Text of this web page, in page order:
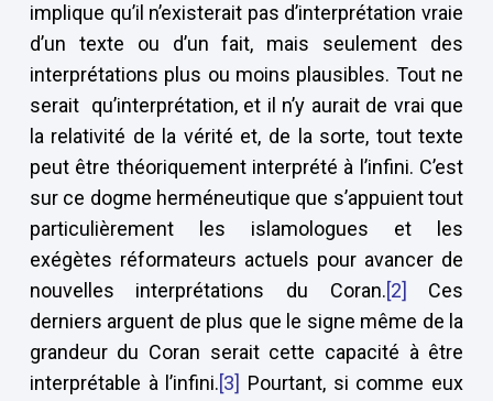
implique qu’il n’existerait pas d’interprétation vraie
d’un texte ou d’un fait, mais seulement des
interprétations plus ou moins plausibles. Tout ne
serait qu’interprétation, et il n’y aurait de vrai que
la relativité de la vérité et, de la sorte, tout texte
peut être théoriquement interprété à l’infini. C’est
sur ce dogme herméneutique que s’appuient tout
particulièrement les islamologues et les
exégètes réformateurs actuels pour avancer de
nouvelles interprétations du Coran.[2]
Ces
derniers arguent de plus que le signe même de la
grandeur du Coran serait cette capacité à être
interprétable à l’infini.[3] Pourtant, si comme eux